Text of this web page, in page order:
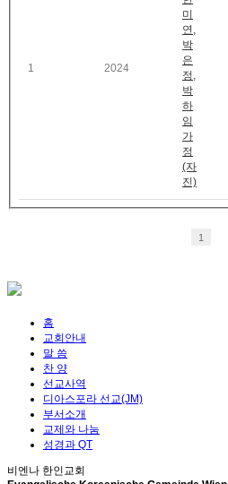
1 2024
미
연,
박
은
정,
박
하
임
가
정
(자
진)
1
홈
교회안내
말 씀
찬 양
선교사역
디아스포라 선교(JM)
부서소개
교제와 나눔
성경과 QT
비엔나 한인교회